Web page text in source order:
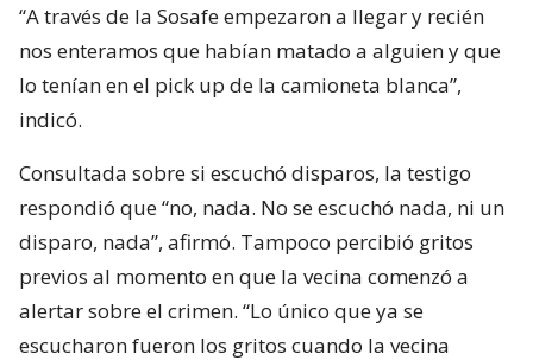
“A través de la Sosafe empezaron a llegar y recién
nos enteramos que habían matado a alguien y que
lo tenían en el pick up de la camioneta blanca”,
indicó.
Consultada sobre si escuchó disparos, la testigo
respondió que “no, nada. No se escuchó nada, ni un
disparo, nada”, afirmó. Tampoco percibió gritos
previos al momento en que la vecina comenzó a
alertar sobre el crimen. “Lo único que ya se
escucharon fueron los gritos cuando la vecina